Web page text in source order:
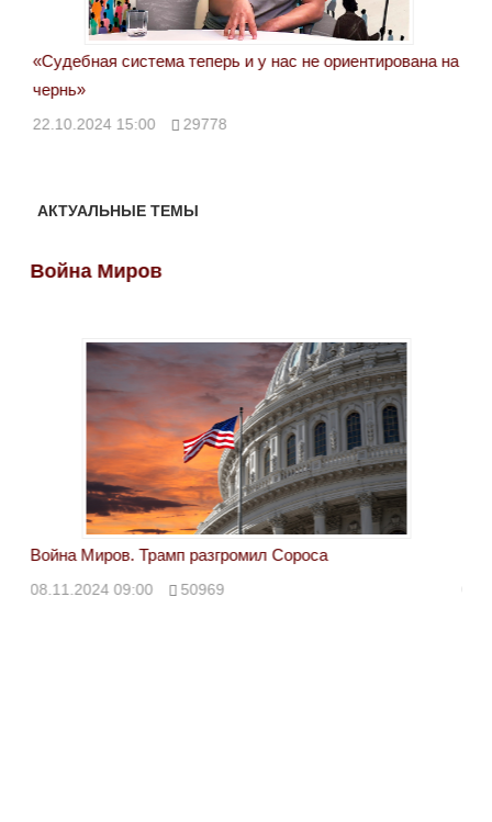
«Судебная система теперь и у нас не ориентирована на
чернь»
22.10.2024 15:00 29778
АКТУАЛЬНЫЕ ТЕМЫ
Война Миров
Война Миров. Трамп разгромил Сороса
08.11.2024 09:00 50969